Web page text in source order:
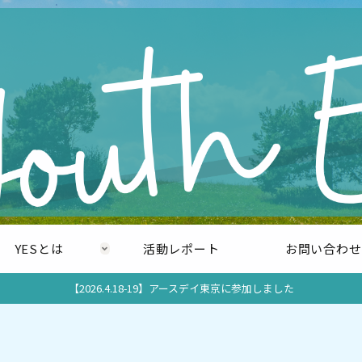
YESとは 活動レポート お問い合わせ
【2026.4.18-19】アースデイ東京に参加しました